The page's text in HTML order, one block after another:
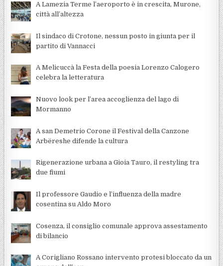
A Lamezia Terme l’aeroporto è in crescita, Murone,
città all’altezza
Il sindaco di Crotone, nessun posto in giunta per il
partito di Vannacci
A Melicuccà la Festa della poesia Lorenzo Calogero
celebra la letteratura
Nuovo look per l’area accoglienza del lago di
Mormanno
A san Demetrio Corone il Festival della Canzone
Arbëreshe difende la cultura
Rigenerazione urbana a Gioia Tauro, il restyling tra
due fiumi
Il professore Gaudio e l’influenza della madre
cosentina su Aldo Moro
Cosenza, il consiglio comunale approva assestamento
di bilancio
A Corigliano Rossano intervento protesi bloccato da un